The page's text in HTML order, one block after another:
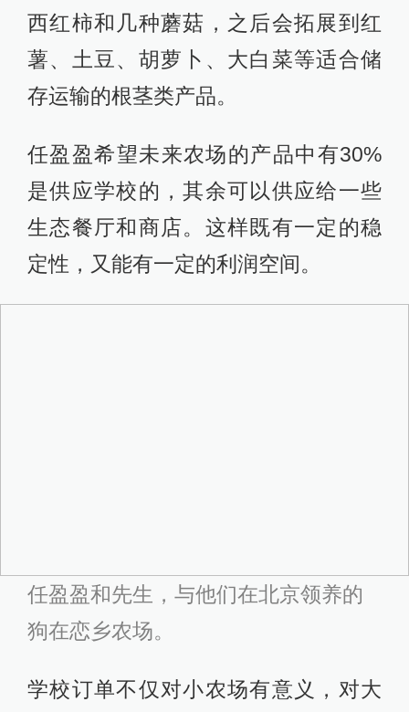
西红柿和几种蘑菇，之后会拓展到红
薯、土豆、胡萝卜、大白菜等适合储
存运输的根茎类产品。
任盈盈希望未来农场的产品中有30%
是供应学校的，其余可以供应给一些
生态餐厅和商店。这样既有一定的稳
定性，又能有一定的利润空间。
任盈盈和先生，与他们在北京领养的
狗在恋乡农场。
学校订单不仅对小农场有意义，对大